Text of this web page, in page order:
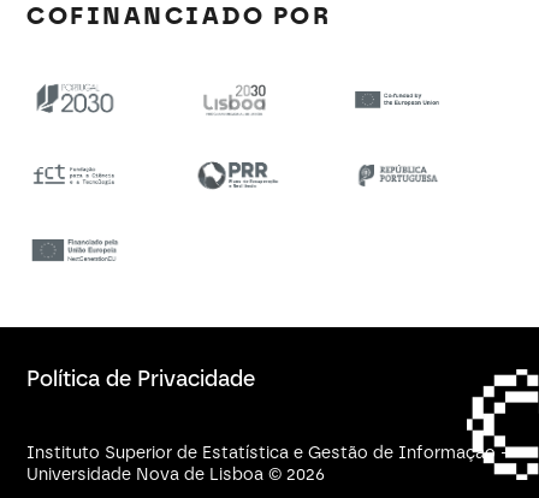
COFINANCIADO POR
Política de Privacidade
Instituto Superior de Estatística e Gestão de Informação -
Universidade Nova de Lisboa © 2026